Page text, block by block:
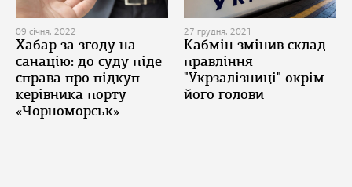
09 січня, 2022
Хабар за згоду на
санацію: до суду піде
справа про підкуп
керівника порту
«Чорноморськ»
27 грудня, 2021
Кабмін змінив склад
правління
"Укрзалізниці" окрім
його голови